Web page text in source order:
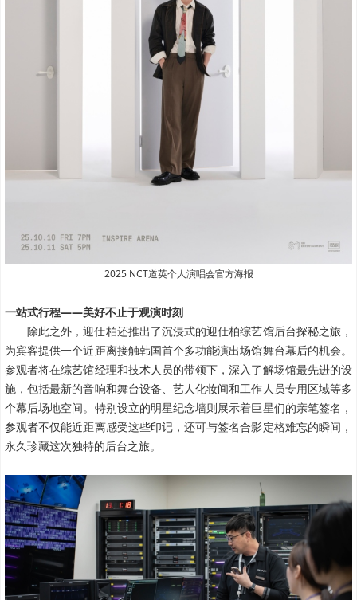
2025 NCT道英个人演唱会官方海报
一站式行程——美好不止于观演时刻
除此之外，迎仕柏还推出了沉浸式的迎仕柏综艺馆后台探秘之旅，
为宾客提供一个近距离接触韩国首个多功能演出场馆舞台幕后的机会。
参观者将在综艺馆经理和技术人员的带领下，深入了解场馆最先进的设
施，包括最新的音响和舞台设备、艺人化妆间和工作人员专用区域等多
个幕后场地空间。特别设立的明星纪念墙则展示着巨星们的亲笔签名，
参观者不仅能近距离感受这些印记，还可与签名合影定格难忘的瞬间，
永久珍藏这次独特的后台之旅。